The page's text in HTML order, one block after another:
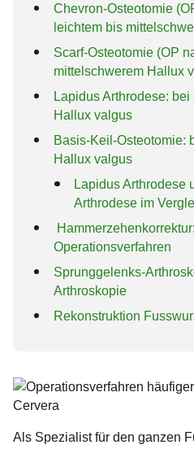
Hammerzehe
Fuß- und
Arthrose
Fußbeschwerden /
Gymnastik und
Knick-Senk-
Korrekturen
Chevron-
Scarf-
Chevron-Osteotomie
leichtem bis
Scarf-Osteotomie (OP
mittelschwerem Hallux
Lapidus Arthrodese:
Hallux valgus
Basis-Keil-Osteotomie:
Hallux valgus
Lapidus Arthrodese
Arthrodese im
Operationsverfahren
Sprunggelenks-
Arthroskopie
Rekonstruktion
Als Spezialist für den ganzen